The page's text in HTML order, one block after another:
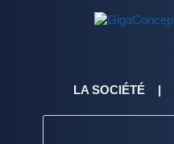
LA SOCIÉTÉ